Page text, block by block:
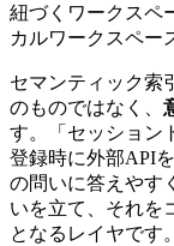
紐づくワークスペ
カルワークスペー
セマンティック索
のものではなく、
す。「セッション
登録時に外部API
の問いに答えやす
いを立て、それを
となるレイヤです。